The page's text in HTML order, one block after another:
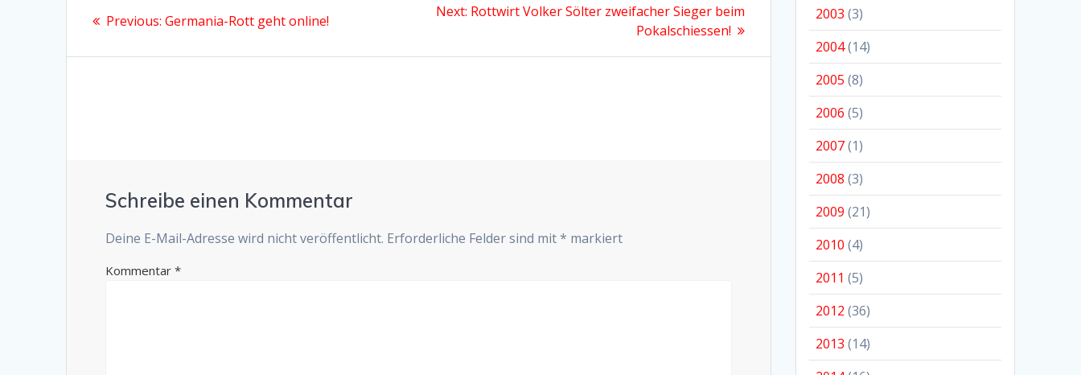
Previous: Previous
Germania-Rott geht online!
Next: Next
Rottwirt Volker Sölter zweifacher Sieger beim
Pokalschiessen!
Schreibe einen Kommentar
Deine E-Mail-Adresse wird nicht veröffentlicht. Erforderliche Felder sind mit* markiert
Kommentar*
2003 (3)
2004(14)
2005 (8)
2006 (5)
2007(1)
2008 (3)
2009 (21)
2010 (4)
2011 (5)
2012 (36)
2013 (14)